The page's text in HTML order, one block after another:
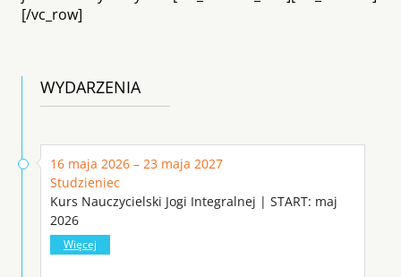
[/vc_row]
WYDARZENIA
16 maja 2026 – 23 maja 2027
Studzieniec
Kurs Nauczycielski Jogi Integralnej | START: maj
2026
Więcej